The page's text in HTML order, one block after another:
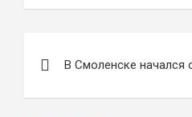
по
В Смоленске начался